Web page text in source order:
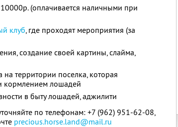
(оплачивается наличными при
клуб, где проходят мероприятия (за
создание своей картины, слайма,
на территории поселка, которая
кормлением лошадей
в быту лошадей, аджилити
по телефонам: +7 (962) 951-62-08,
precious.horse.land@mail.ru